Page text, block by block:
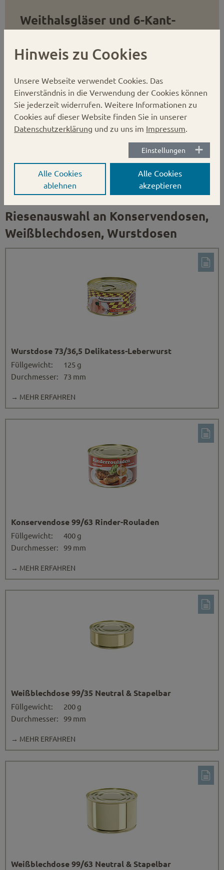
Weithalsgläser und 6-Kant-
Sie suchen leere Honiggläser?
Hier finden Sie unsere Weithalsgläser und 6-Kant-
Gläser mit Twist-Off- oder Deep-Twist-Off-
Verschluss, bestens geeignet für eine Befüllung mit
Honig.
Riesenauswahl an Konservendosen,
Weißblechdosen, Wurstdosen
Wurstdose 73/36,5 Delikatess-Leberwurst
Füllgewicht:
125 g
Durchmesser:
73 mm
→ MEHR ERFAHREN
Konservendose 99/63 Rinder-Rouladen
Füllgewicht:
400 g
Durchmesser:
99 mm
→ MEHR ERFAHREN
Weißblechdose 99/35 Neutral & Stapelbar
Füllgewicht:
200 g
Durchmesser:
99 mm
→ MEHR ERFAHREN
Weißblechdose 99/63 Neutral & Stapelbar
Hinweis zu Cookies
Unsere Webseite verwendet Cookies. Das
Einverständnis in die Verwendung der Cookies können
Sie jederzeit widerrufen. Weitere Informationen zu
Cookies auf dieser Website finden Sie in unserer
Datenschutzerklärung und zu uns im Impressum
Einstellungen
Alle Cookies
ablehnen
Alle Cookies
akzeptieren